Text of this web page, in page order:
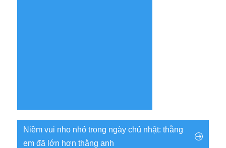
Niềm vui nho nhỏ trong ngày chủ nhật: thằng
em đã lớn hơn thằng anh